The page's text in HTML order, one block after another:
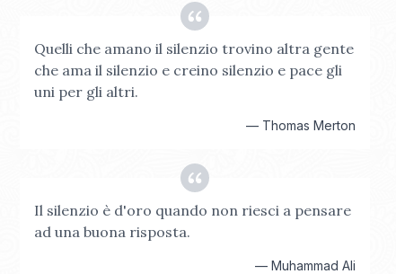
Quelli che amano il silenzio trovino altra gente
che ama il silenzio e creino silenzio e pace gli
uni per gli altri.
— Thomas Merton
Il silenzio è d'oro quando non riesci a pensare
ad una buona risposta.
— Muhammad Ali